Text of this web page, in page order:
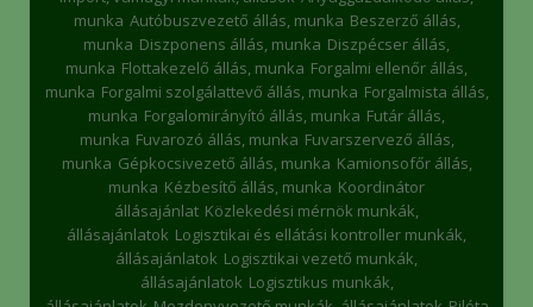
munka Autóbuszvezető állás, munka Beszerző állás,
munka Diszponens állás, munka Diszpécser állás,
munka Flottakezelő állás, munka Forgalmi ellenőr állás,
munka Forgalmi szolgálattevő állás, munka Forgalmista állás,
munka Forgalomirányító állás, munka Futár állás,
munka Fuvarozó állás, munka Fuvarszervező állás,
munka Gépkocsivezető állás, munka Kamionsofőr állás,
munka Kézbesítő állás, munka Koordinátor
állásajánlat Közlekedési mérnök munkák,
állásajánlatok Logisztikai és ellátási kontroller munkák,
állásajánlatok Logisztikai vezető munkák,
állásajánlatok Logisztikus munkák,